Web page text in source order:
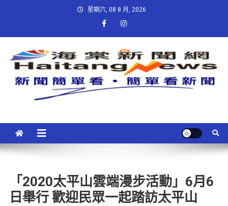
星期六, 08 8 月, 2026
「2020太平山雲端漫步活動」6月6
日舉行 歡迎民眾一起踏訪太平山